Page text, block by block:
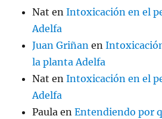
Nat enIntoxicación en el
Adelfa
Juan Griñan en
la planta Adelfa
Nat enIntoxicación en el
Adelfa
Paula enEntendiendo por